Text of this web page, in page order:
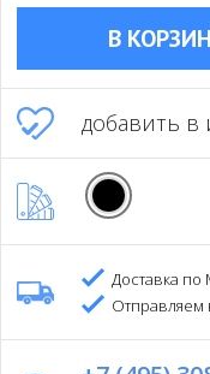
В
добавить в
Доставка по
Отправляем